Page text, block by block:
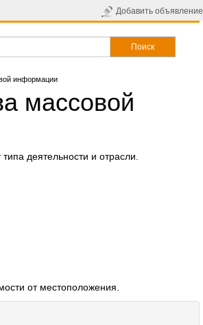
Добавить объявление
Поиск
информации
массовой
деятельности и отрасли.
от местоположения.